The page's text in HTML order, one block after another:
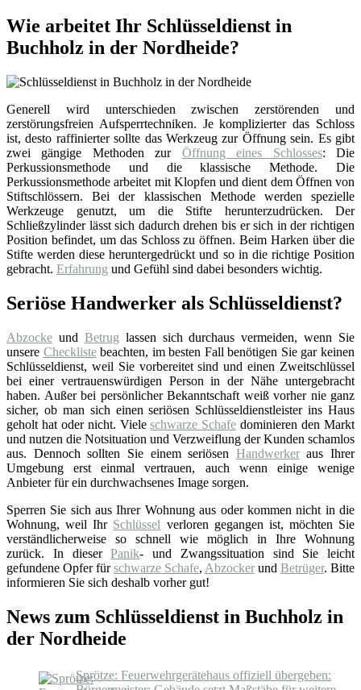
Wie arbeitet Ihr Schlüsseldienst in
Buchholz in der Nordheide?
Generell wird unterschieden zwischen zerstörenden und
zerstörungsfreien Aufsperrtechniken. Je komplizierter das Schloss
ist, desto raffinierter sollte das Werkzeug zur Öffnung sein. Es gibt
zwei gängige Methoden zur Öffnung eines Schlosses: Die
Perkussionsmethode und die klassische Methode. Die
Perkussionsmethode arbeitet mit Klopfen und dient dem Öffnen von
Stiftschlössern. Bei der klassischen Methode werden spezielle
Werkzeuge genutzt, um die Stifte herunterzudrücken. Der
Schließzylinder lässt sich dadurch drehen bis er sich in der richtigen
Position befindet, um das Schloss zu öffnen. Beim Harken über die
Stifte werden diese heruntergedrückt und so in die richtige Position
gebracht. Erfahrung und Gefühl sind dabei besonders wichtig.
Seriöse Handwerker als Schlüsseldienst?
Abzocke und Betrug lassen sich durchaus vermeiden, wenn Sie
unsere Checklistebeachten, im besten Fall benötigen Sie gar keinen
Schlüsseldienst, weil Sie vorbereitet sind und einen Zweitschlüssel
bei einer vertrauenswürdigen Person in der Nähe untergebracht
haben. Außer bei persönlicher Bekanntschaft weiß vorher nie ganz
sicher, ob man sich einen seriösen Schlüsseldienstleister ins Haus
geholt hat oder nicht. Vieleschwarze Schafe dominieren den Markt
und nutzen die Notsituation und Verzweiflung der Kunden schamlos
aus. Dennoch sollten Sie einem seriösen Handwerkeraus Ihrer
Umgebung erst einmal vertrauen, auch wenn einige wenige
Anbieter für ein durchwachsenes Image sorgen.
Sperren Sie sich aus Ihrer Wohnung aus oder kommen nicht in die
Wohnung, weil Ihr Schlüssel verloren gegangen ist, möchten Sie
verständlicherweise so schnell wie möglich in Ihre Wohnung
zurück. In dieserPanik- und Zwangssituation sind Sie leicht
gefundene Opfer fürschwarze Schafe, Abzocker und Betrüger. Bitte
informieren Sie sich deshalb vorher gut!
News zum Schlüsseldienst in Buchholz in
der Nordheide
Sprötze: Feuerwehrgerätehaus offiziell übergeben: